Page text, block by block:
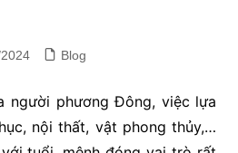
Blog
người phương Đông, việc lựa
nội thất, vật phong thủy,…